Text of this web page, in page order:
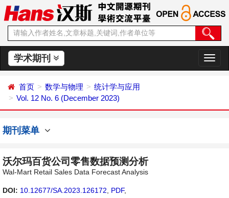
学术期刊
切
换
首页 数学与物理
统计学与应用
Vol. 12 No. 6 (December 2023)
期刊菜单
沃尔玛百货公司零售数据预测分析
Wal-Mart Retail Sales Data Forecast Analysis
DOI: 10.12677/SA.2023.126172 PDF,